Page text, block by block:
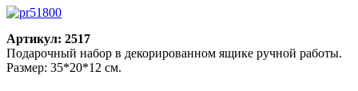
Артикул: 2517
Подарочный набор в декорированном ящике ручной работы.
Размер: 35*20*12 см.